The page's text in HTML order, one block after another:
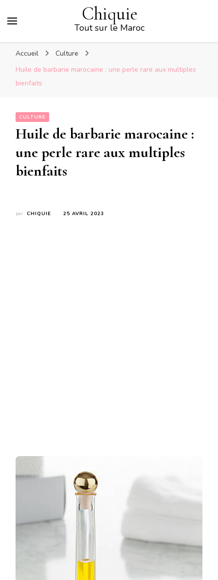
Chiquie
Tout sur le Maroc
Accueil
Culture
Huile de barbarie marocaine : une perle rare aux multiples
bienfaits
CULTURE
Huile de barbarie marocaine :
une perle rare aux multiples
bienfaits
par CHIQUIE 25 AVRIL 2023